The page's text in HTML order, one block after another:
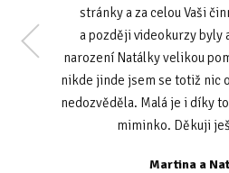
stránky a za celou Vaši
a později videokurzy byly
narození Natálky velikou
nikde jinde jsem se totiž nic
nedozvěděla. Malá je i díky
miminko. Děkuji
Martina a
K. L.